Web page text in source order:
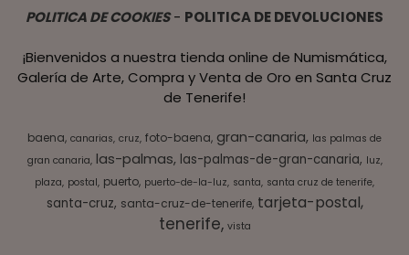
POLITICA DE COOKIES- POLITICA DE DEVOLUCIONES
¡Bienvenidos a nuestra tienda online de Numismática,
Galería de Arte, Compra y Venta de Oro en Santa Cruz
de Tenerife!
baena canarias cruz foto-baena gran-canaria las palmas de
gran canaria las-palmas las-palmas-de-gran-canaria luz
plaza postal puerto puerto-de-la-luz santa santa cruz de tenerife
santa-cruz santa-cruz-de-tenerife tarjeta-postal
tenerife vista